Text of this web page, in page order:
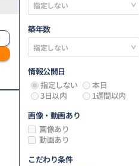
築年数
情報公開日
指定しない
本日
3日以内
1週間以内
画像・動画あり
画像あり
動画あり
こだわり条件